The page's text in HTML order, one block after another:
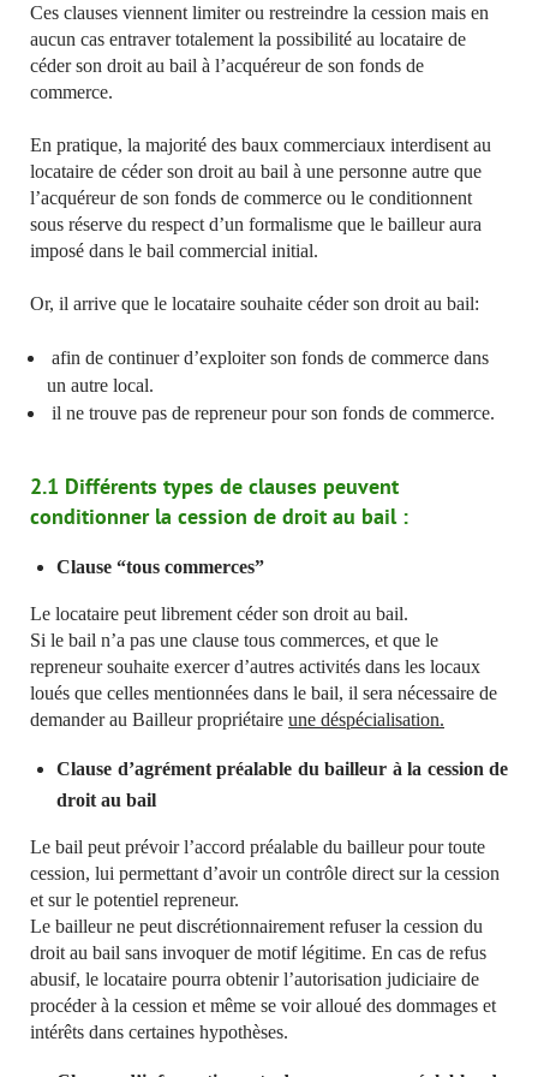
Ces clauses viennent limiter ou restreindre la cession mais en
aucun cas entraver totalement la possibilité au locataire de
céder son droit au bail à l’acquéreur de son fonds de
commerce.
En pratique, la majorité des baux commerciaux interdisent au
locataire de céder son droit au bail à une personne autre que
l’acquéreur de son fonds de commerce ou le conditionnent
sous réserve du respect d’un formalisme que le bailleur aura
imposé dans le bail commercial initial.
Or, il arrive que le locataire souhaite céder son droit au bail:
afin de continuer d’exploiter son fonds de commerce dans
un autre local.
il ne trouve pas de repreneur pour son fonds de commerce.
2.1 Différents types de clauses peuvent
conditionner la cession de droit au bail :
Clause “tous commerces”
Le locataire peut librement céder son droit au bail.
Si le bail n’a pas une clause tous commerces, et que le
repreneur souhaite exercer d’autres activités dans les locaux
loués que celles mentionnées dans le bail, il sera nécessaire de
demander au Bailleur propriétaire une déspécialisation.
Clause d’agrément préalable du bailleur à la cession de
droit au bail
Le bail peut prévoir l’accord préalable du bailleur pour toute
cession, lui permettant d’avoir un contrôle direct sur la cession
et sur le potentiel repreneur.
Le bailleur ne peut discrétionnairement refuser la cession du
droit au bail sans invoquer de motif légitime. En cas de refus
abusif, le locataire pourra obtenir l’autorisation judiciaire de
procéder à la cession et même se voir alloué des dommages et
intérêts dans certaines hypothèses.